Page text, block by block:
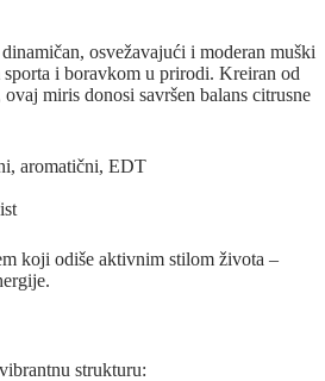
osvežavajući i moderan muški
i boravkom u prirodi. Kreiran od
ovaj miris donosi savršen balans citrusne
aromatični, EDT
koji odiše aktivnim stilom života –
strukturu: